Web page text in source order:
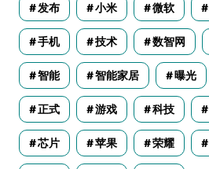
发布 小米 微软
手机 技术 数智网
智能 智能家居 曝光
正式 游戏 科技
芯片 苹果 荣耀